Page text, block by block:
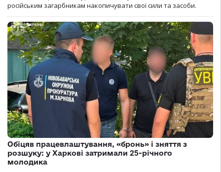
російським загарбникам накопичувати свої сили та засоби.
Обіцяв працевлаштування, «бронь» і зняття з
розшуку: у Харкові затримали 25-річного
молодика